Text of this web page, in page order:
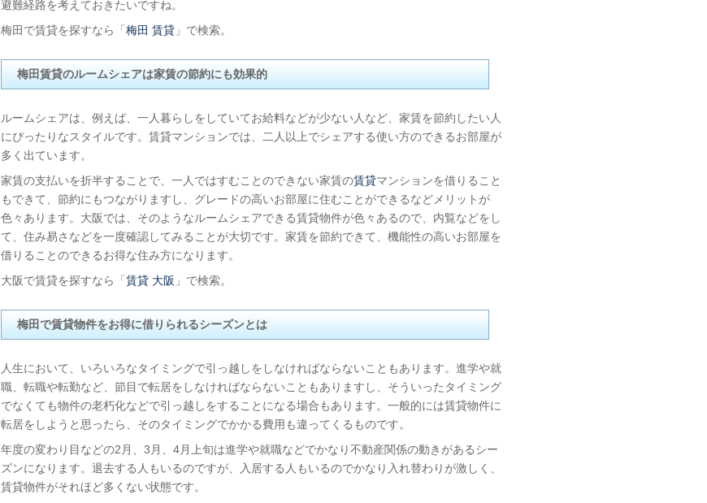
避難経路を考えておきたいですね。
梅田で賃貸を探すなら「 梅田 賃貸 」で検索。
梅田賃貸のルームシェアは家賃の節約にも効果的
ルームシェアは、例えば、一人暮らしをしていてお給料などが少ない人など、家賃を節約したい人
にぴったりなスタイルです。賃貸マンションでは、二人以上でシェアする使い方のできるお部屋が
多く出ています。
家賃の支払いを折半することで、一人ではすむことのできない家賃の賃貸マンションを借りること
もできて、節約にもつながりますし、グレードの高いお部屋に住むことができるなどメリットが
色々あります。大阪では、そのようなルームシェアできる賃貸物件が色々あるので、内覧などをし
て、住み易さなどを一度確認してみることが大切です。家賃を節約できて、機能性の高いお部屋を
借りることのできるお得な住み方になります。
大阪で賃貸を探すなら「 賃貸 大阪 」で検索。
梅田で賃貸物件をお得に借りられるシーズンとは
人生において、いろいろなタイミングで引っ越しをしなければならないこともあります。進学や就
職、転職や転勤など、節目で転居をしなければならないこともありますし、そういったタイミング
でなくても物件の老朽化などで引っ越しをすることになる場合もあります。一般的には賃貸物件に
転居をしようと思ったら、そのタイミングでかかる費用も違ってくるものです。
年度の変わり目などの2月、3月、4月上旬は進学や就職などでかなり不動産関係の動きがあるシー
ズンになります。退去する人もいるのですが、入居する人もいるのでかなり入れ替わりが激しく、
賃貸物件がそれほど多くない状態です。